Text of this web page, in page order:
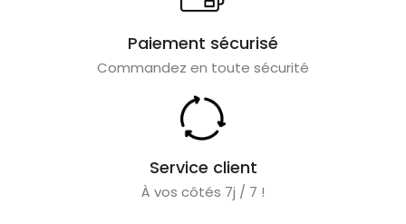
Paiement sécurisé
Commandez en toute sécurité
Service client
À vos côtés 7j / 7 !